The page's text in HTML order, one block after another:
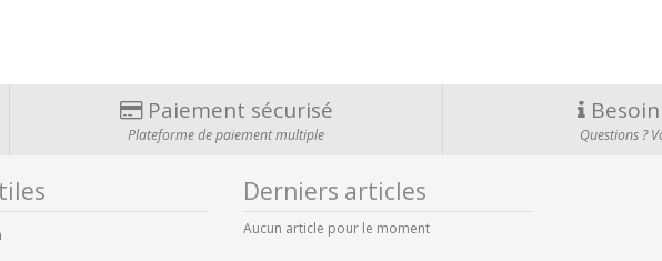
Paiement sécurisé
Plateforme de paiement multiple Questions ?
Derniers articles
Aucun article pour le moment